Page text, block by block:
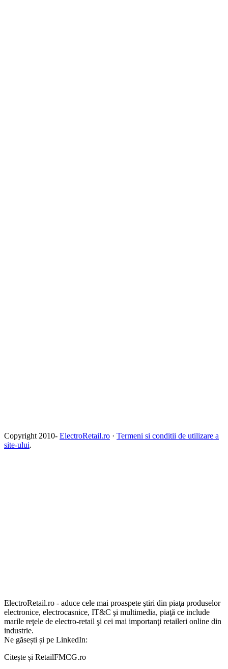
Copyright 2010- ElectroRetail.ro · Termeni si conditii de utilizare a
site-ului.
ElectroRetail.ro - aduce cele mai proaspete ştiri din piaţa produselor
electronice, electrocasnice, IT&C şi multimedia, piaţă ce include
marile reţele de electro-retail şi cei mai importanţi retaileri online din
industrie.
Ne găsești și pe LinkedIn:
Citește și RetailFMCG.ro